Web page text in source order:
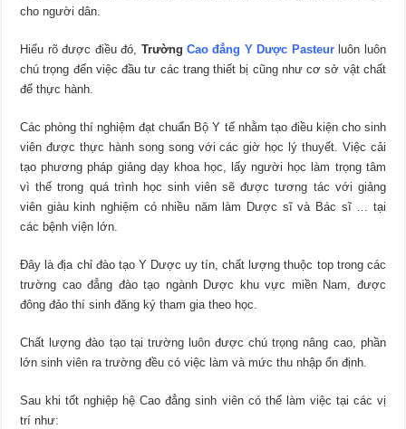
cho người dân.
Hiểu rõ được điều đó, TrườngCao đẳng Y Dược Pasteurluôn luôn
chú trọng đến việc đầu tư các trang thiết bị cũng như cơ sở vật chất
để thực hành.
Các phòng thí nghiệm đạt chuẩn Bộ Y tế nhằm tạo điều kiện cho sinh
viên được thực hành song song với các giờ học lý thuyết. Việc cải
tạo phương pháp giảng dạy khoa học, lấy người học làm trọng tâm
vì thế trong quá trình học sinh viên sẽ được tương tác với giảng
viên giàu kinh nghiệm có nhiều năm làm Dược sĩ và Bác sĩ … tại
các bệnh viện lớn.
Đây là địa chỉ đào tạo Y Dược uy tín, chất lượng thuộc top trong các
trường cao đẳng đào tạo ngành Dược khu vực miền Nam, được
đông đảo thí sinh đăng ký tham gia theo học.
Chất lượng đào tạo tại trường luôn được chú trọng nâng cao, phần
lớn sinh viên ra trường đều có việc làm và mức thu nhập ổn định.
Sau khi tốt nghiệp hệ Cao đẳng sinh viên có thể làm việc tại các vị
trí như: